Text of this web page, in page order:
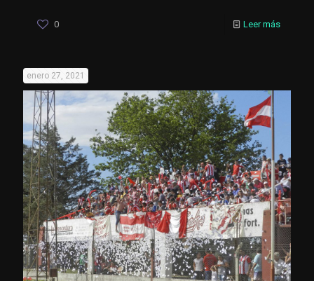
0 Leer más
enero 27, 2021